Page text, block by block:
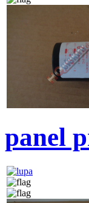
panel